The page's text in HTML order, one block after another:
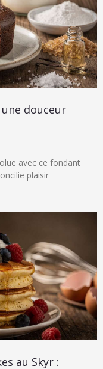
douceur
avec ce fondant
plaisir
au Skyr :